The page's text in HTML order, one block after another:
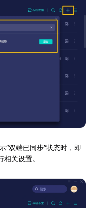
“双端已同步”状态时，即
关设置。